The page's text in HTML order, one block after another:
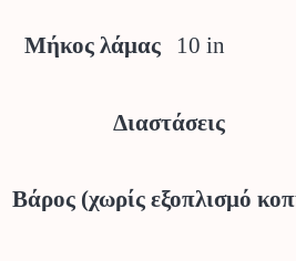
Μήκος λάμας 10 in
Διαστάσεις
Βάρος (χωρίς εξοπλισμό